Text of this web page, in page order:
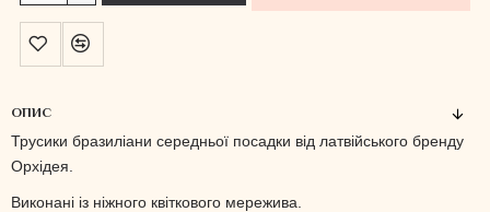
ОПИС
Трусики бразиліани середньої посадки від латвійського бренду
Орхідея.
Виконані із ніжного квіткового мережива.